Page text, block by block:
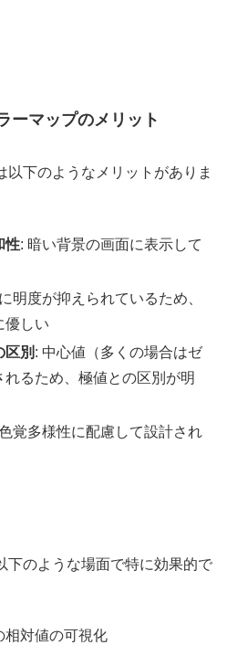
ーマップのメリット
以下のようなメリットがありま
性: 暗い背景の画面に表示して
明度が抑えられているため、
優しい
区別 : 中心値（多くの場合はゼ
れるため、極値との区別が明
覚多様性に配慮して設計され
下のような場面で特に効果的で
相対値の可視化